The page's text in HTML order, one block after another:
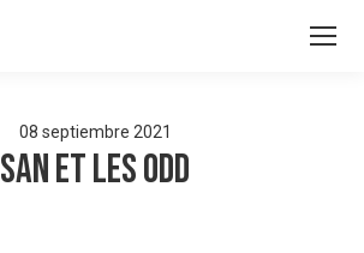
08 septiembre 2021
SAN et les ODD